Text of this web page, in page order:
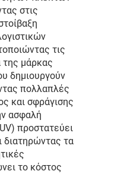
στις
τις
της μάρκας
δημιουργούν
πολλαπλές
και σφράγισης
ασφαλή
προστατεύει
διατηρώντας τα
το κόστος